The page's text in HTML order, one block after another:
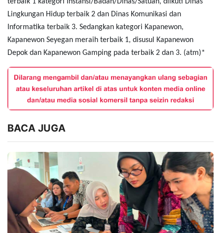
Lingkungan Hidup terbaik 2 dan Dinas Komunikasi dan
Informatika terbaik 3. Sedangkan kategori Kapanewon,
Kapanewon Seyegan meraih terbaik 1, disusul Kapanewon
Depok dan Kapanewon Gamping pada terbaik 2 dan 3. (atm)*
BACA JUGA